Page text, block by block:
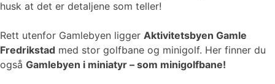
husk at det er detaljene som teller!
Rett utenfor Gamlebyen ligger Aktivitetsbyen Gamle
Fredrikstad med stor golfbane og minigolf. Her finner du
også Gamlebyen i miniatyr – som minigolfbane!